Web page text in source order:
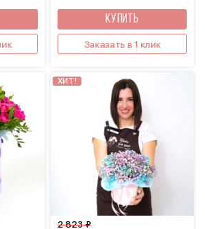
КУПИТЬ
Заказать в 1 клик
ХИТ!
2 823 ₽